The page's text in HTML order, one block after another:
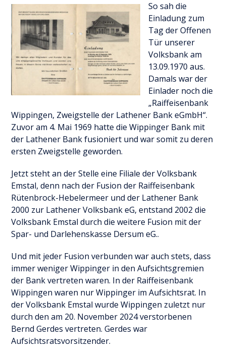
So sah die
Einladung zum
Tag der Offenen
Tür unserer
Volksbank am
13.09.1970 aus.
Damals war der
Einlader noch die
„Raiffeisenbank
Wippingen, Zweigstelle der Lathener Bank eGmbH“.
Zuvor am 4. Mai 1969 hatte die Wippinger Bank mit
der Lathener Bank fusioniert und war somit zu deren
ersten Zweigstelle geworden.
Jetzt steht an der Stelle eine Filiale der Volksbank
Emstal, denn nach der Fusion der Raiffeisenbank
Rütenbrock-Hebelermeer und der Lathener Bank
2000 zur Lathener Volksbank eG, entstand 2002 die
Volksbank Emstal durch die weitere Fusion mit der
Spar- und Darlehenskasse Dersum eG..
Und mit jeder Fusion verbunden war auch stets, dass
immer weniger Wippinger in den Aufsichtsgremien
der Bank vertreten waren. In der Raiffeisenbank
Wippingen waren nur Wippinger im Aufsichtsrat. In
der Volksbank Emstal wurde Wippingen zuletzt nur
durch den am 20. November 2024 verstorbenen
Bernd Gerdes vertreten. Gerdes war
Aufsichtsratsvorsitzender.